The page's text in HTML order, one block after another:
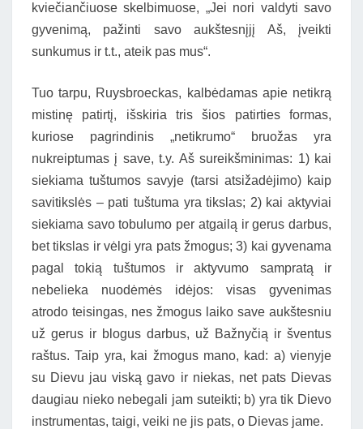
kviečiančiuose skelbimuose, „Jei nori valdyti savo
gyvenimą, pažinti savo aukštesnįjį Aš, įveikti
sunkumus ir t.t., ateik pas mus“.
Tuo tarpu, Ruysbroeckas, kalbėdamas apie netikrą
mistinę patirtį, išskiria tris šios patirties formas,
kuriose pagrindinis „netikrumo“ bruožas yra
nukreiptumas į save, t.y. Aš sureikšminimas: 1) kai
siekiama tuštumos savyje (tarsi atsižadėjimo) kaip
savitikslės – pati tuštuma yra tikslas; 2) kai aktyviai
siekiama savo tobulumo per atgailą ir gerus darbus,
bet tikslas ir vėlgi yra pats žmogus; 3) kai gyvenama
pagal tokią tuštumos ir aktyvumo sampratą ir
nebelieka nuodėmės idėjos: visas gyvenimas
atrodo teisingas, nes žmogus laiko save aukštesniu
už gerus ir blogus darbus, už Bažnyčią ir šventus
raštus. Taip yra, kai žmogus mano, kad: a) vienyje
su Dievu jau viską gavo ir niekas, net pats Dievas
daugiau nieko nebegali jam suteikti; b) yra tik Dievo
instrumentas, taigi, veiki ne jis pats, o Dievas jame.